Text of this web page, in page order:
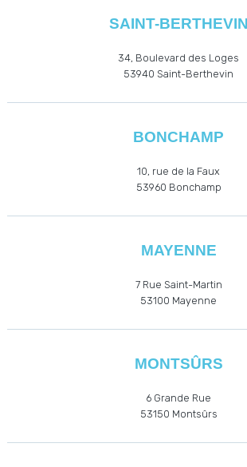
SAINT-BERTHEVIN
34, Boulevard des Loges
53940 Saint-Berthevin
BONCHAMP
10, rue de la Faux
53960 Bonchamp
MAYENNE
7 Rue Saint-Martin
53100 Mayenne
MONTSÛRS
6 Grande Rue
53150 Montsûrs